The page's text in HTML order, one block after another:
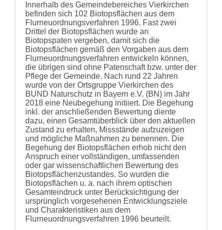
Innerhalb des Gemeindebereiches Vierkirchen
befinden sich 102 Biotopsflächen aus dem
Flurneuordnungsverfahren 1996. Fast zwei
Drittel der Biotopsflächen wurde an
Biotopspaten vergeben, damit sich die
Biotopsflächen gemäß den Vorgaben aus dem
Flurneuordnungsverfahren entwickeln können,
die übrigen sind ohne Patenschaft bzw. unter der
Pflege der Gemeinde. Nach rund 22 Jahren
wurde von der Ortsgruppe Vierkirchen des
BUND Naturschutz in Bayern e.V. (BN) im Jahr
2018 eine Neubegehung initiiert. Die Begehung
inkl. der anschließenden Bewertung diente
dazu, einen Gesamtüberblick über den aktuellen
Zustand zu erhalten, Missstände aufzuzeigen
und mögliche Maßnahmen zu benennen. Die
Begehung der Biotopsflächen erhob nicht den
Anspruch einer vollständigen, umfassenden
oder gar wissenschaftlichen Bewertung des
Biotopsflächenzustandes. So wurden die
Biotopsflächen u. a. nach ihrem optischen
Gesamteindruck unter Berücksichtigung der
ursprünglich vorgesehenen Entwicklungsziele
und Charakteristiken aus dem
Flurneuordnungsverfahren 1996 beurteilt.